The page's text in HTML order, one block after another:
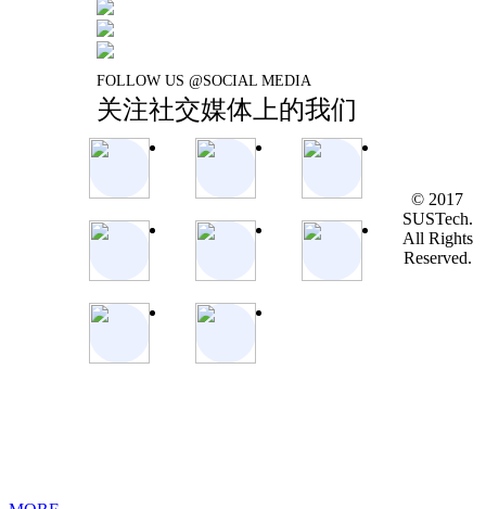
FOLLOW US @SOCIAL MEDIA
关注社交媒体上的我们
© 2017
SUSTech.
All Rights
Reserved.